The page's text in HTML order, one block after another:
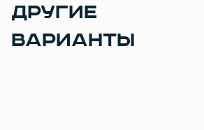
ДРУГИЕ
ВАРИАНТЫ